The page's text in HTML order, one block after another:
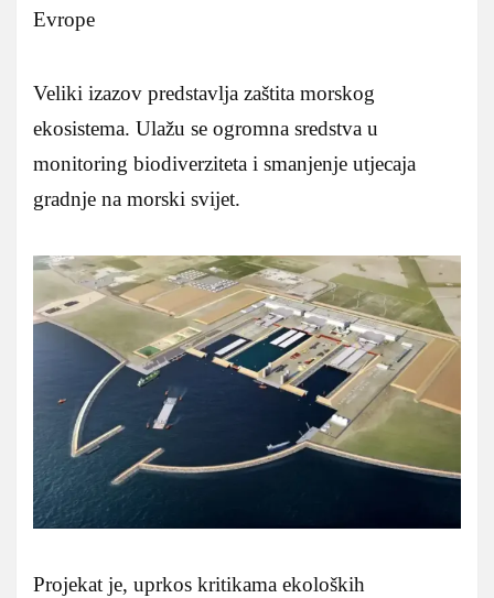
Evrope
Veliki izazov predstavlja zaštita morskog
ekosistema. Ulažu se ogromna sredstva u
monitoring biodiverziteta i smanjenje utjecaja
gradnje na morski svijet.
Projekat je, uprkos kritikama ekoloških